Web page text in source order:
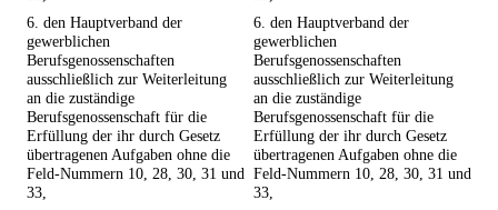
6. den Hauptverband der
gewerblichen
Berufsgenossenschaften
ausschließlich zur Weiterleitung
an die zuständige
Berufsgenossenschaft für die
Erfüllung der ihr durch Gesetz
übertragenen Aufgaben ohne die
Feld-Nummern 10, 28, 30, 31 und
33,
6. den Hauptverband der
gewerblichen
Berufsgenossenschaften
ausschließlich zur Weiterleitung
an die zuständige
Berufsgenossenschaft für die
Erfüllung der ihr durch Gesetz
übertragenen Aufgaben ohne die
Feld-Nummern 10, 28, 30, 31 und
33,